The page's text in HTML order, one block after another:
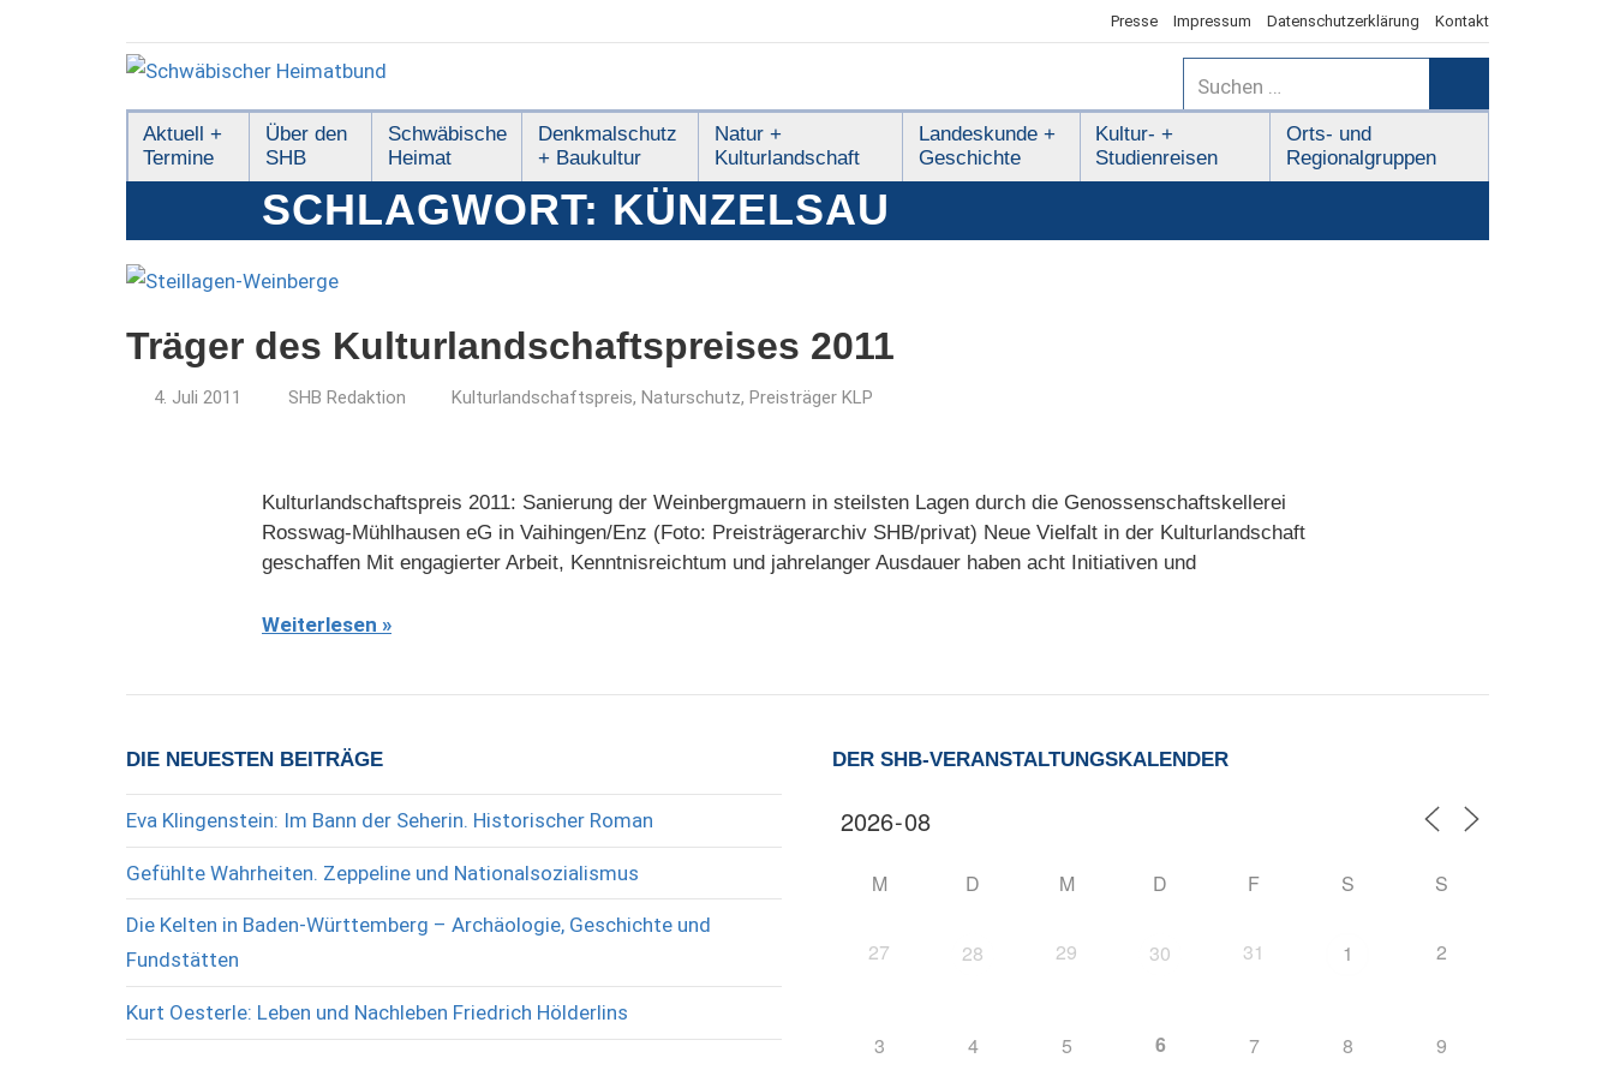
Presse Impressum Datenschutzerklärung Kontakt
Schwäbischer
Heimatbund
Suchen
nach:
Aktuell +
Termine
Über den
SHB
Schwäbische
Heimat
Denkmalschutz
+ Baukultur
Natur +
Kulturlandschaft
Landeskunde +
Geschichte
Kultur- +
Studienreisen
Orts- und
Regionalgruppen
SCHLAGWORT: KÜNZELSAU
Träger des Kulturlandschaftspreises 2011
4. Juli 2011 SHB Redaktion Kulturlandschaftspreis, Naturschutz, Preisträger KLP
Kulturlandschaftspreis 2011: Sanierung der Weinbergmauern in steilsten Lagen durch die Genossenschaftskellerei
Rosswag‐Mühlhausen eG in Vaihingen/Enz (Foto: Preisträgerarchiv SHB/privat) Neue Vielfalt in der Kulturlandschaft
geschaffen Mit engagierter Arbeit, Kenntnisreichtum und jahrelanger Ausdauer haben acht Initiativen und
Weiterlesen
DIE NEUESTEN BEITRÄGE
Eva Klingenstein: Im Bann der Seherin. Historischer Roman
Gefühlte Wahrheiten. Zeppeline und Nationalsozialismus
Die Kelten in Baden-Württemberg – Archäologie, Geschichte und
Fundstätten
Kurt Oesterle: Leben und Nachleben Friedrich Hölderlins
DER SHB-VERANSTALTUNGSKALENDER
M D M D F S S
27 28 29 30 31 1 2
3 4 5 6 7 8 9